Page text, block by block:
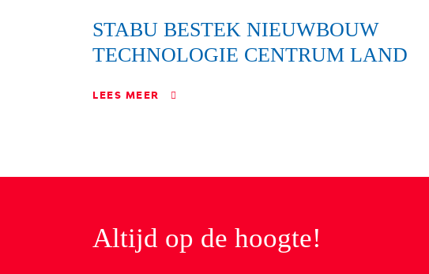
STABU BESTEK NIEUWBOUW
TECHNOLOGIE CENTRUM LAND
LEES MEER
Altijd op de hoogte!